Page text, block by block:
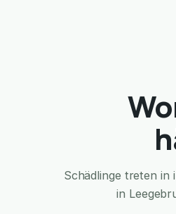
Schädlinge treten
in